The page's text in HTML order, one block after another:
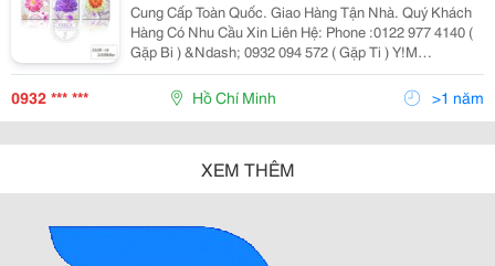
Cung Cấp Toàn Quốc. Giao Hàng Tận Nhà. Quý Khách
Hàng Có Nhu Cầu Xin Liên Hệ: Phone :0122 977 4140 (
Gặp Bi ) &Ndash; 0932 094 572 ( Gặp Ti ) Y!M
:Bjty_Style99 Hoặc Bjty_Style_Vn Các Bạn Có Thể Ghé
Web Của Shop Để Được Xem Nhiều Mẫu Hà
0932 *** *** Hồ Chí Minh >1 năm
XEM THÊM